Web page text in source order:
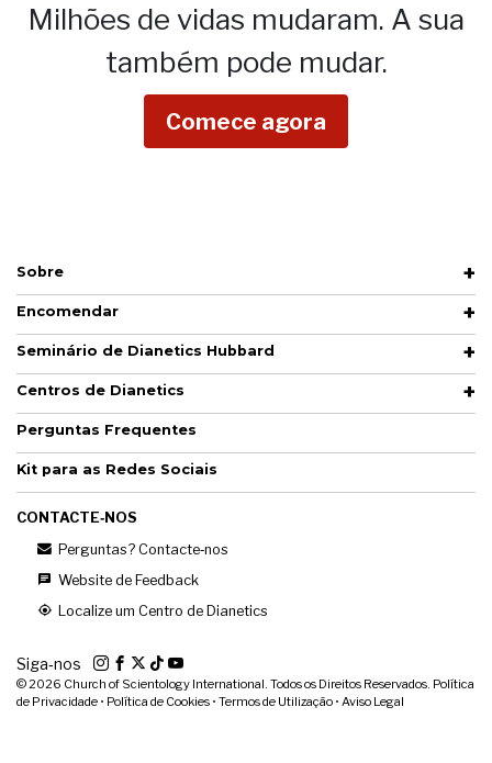
Milhões de vidas mudaram. A sua
também pode mudar.
Comece agora
Sobre
Encomendar
Seminário de Dianetics Hubbard
Centros de Dianetics
Perguntas Frequentes
Kit para as Redes Sociais
CONTACTE‑NOS
Perguntas? Contacte‑nos
Website de Feedback
Localize um Centro de Dianetics
Siga‑nos
© 2026 Church of Scientology International. Todos os Direitos Reservados. Política
de Privacidade • Política de Cookies • Termos de Utilização • Aviso Legal